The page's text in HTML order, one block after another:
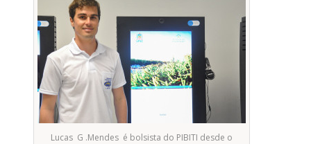
Lucas G .Mendes é bolsista do PIBITI desde o